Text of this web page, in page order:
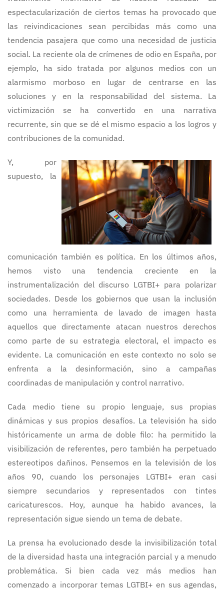
espectacularización de ciertos temas ha provocado que
las reivindicaciones sean percibidas más como una
tendencia pasajera que como una necesidad de justicia
social. La reciente ola de crímenes de odio en España, por
ejemplo, ha sido tratada por algunos medios con un
alarmismo morboso en lugar de centrarse en las
soluciones y en la responsabilidad del sistema. La
victimización se ha convertido en una narrativa
recurrente, sin que se dé el mismo espacio a los logros y
contribuciones de la comunidad.
Y, por
supuesto, la
comunicación también es política. En los últimos años,
hemos visto una tendencia creciente en la
instrumentalización del discurso LGTBI+ para polarizar
sociedades. Desde los gobiernos que usan la inclusión
como una herramienta de lavado de imagen hasta
aquellos que directamente atacan nuestros derechos
como parte de su estrategia electoral, el impacto es
evidente. La comunicación en este contexto no solo se
enfrenta a la desinformación, sino a campañas
coordinadas de manipulación y control narrativo.
Cada medio tiene su propio lenguaje, sus propias
dinámicas y sus propios desafíos. La televisión ha sido
históricamente un arma de doble filo: ha permitido la
visibilización de referentes, pero también ha perpetuado
estereotipos dañinos. Pensemos en la televisión de los
años 90, cuando los personajes LGTBI+ eran casi
siempre secundarios y representados con tintes
caricaturescos. Hoy, aunque ha habido avances, la
representación sigue siendo un tema de debate.
La prensa ha evolucionado desde la invisibilización total
de la diversidad hasta una integración parcial y a menudo
problemática. Si bien cada vez más medios han
comenzado a incorporar temas LGTBI+ en sus agendas,